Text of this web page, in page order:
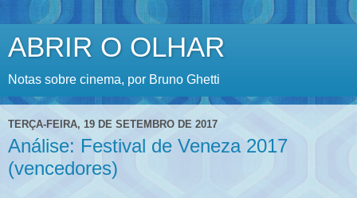
ABRIR O OLHAR
Notas sobre cinema, por Bruno Ghetti
TERÇA-FEIRA, 19 DE SETEMBRO DE 2017
Análise: Festival de Veneza 2017
(vencedores)